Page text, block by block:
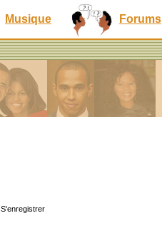
Musique Forums
S'enregistrer